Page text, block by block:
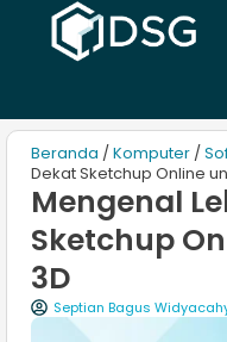
Beranda / Komputer /
Dekat Sketchup Online
Mengenal
Sketchup
3D
Septian Bagus